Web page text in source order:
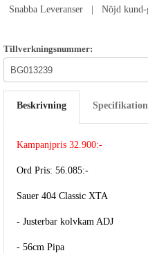
Snabba Leveranser | Nöjd kund-
Tillverkningsnummer:
Beskrivning
Kampanjpris 32.900:-
Ord Pris: 56.085:-
Sauer 404 Classic XTA
- Justerbar kolvkam ADJ
- 56cm Pipa